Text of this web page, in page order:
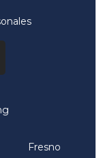
Fresno